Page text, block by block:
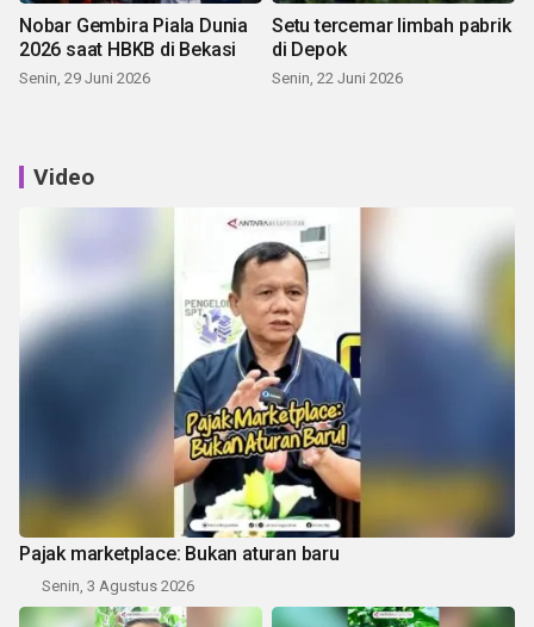
Nobar Gembira Piala Dunia
2026 saat HBKB di Bekasi
Senin, 29 Juni 2026
Setu tercemar limbah pabrik
di Depok
Senin, 22 Juni 2026
Video
Pajak marketplace: Bukan aturan baru
Senin, 3 Agustus 2026